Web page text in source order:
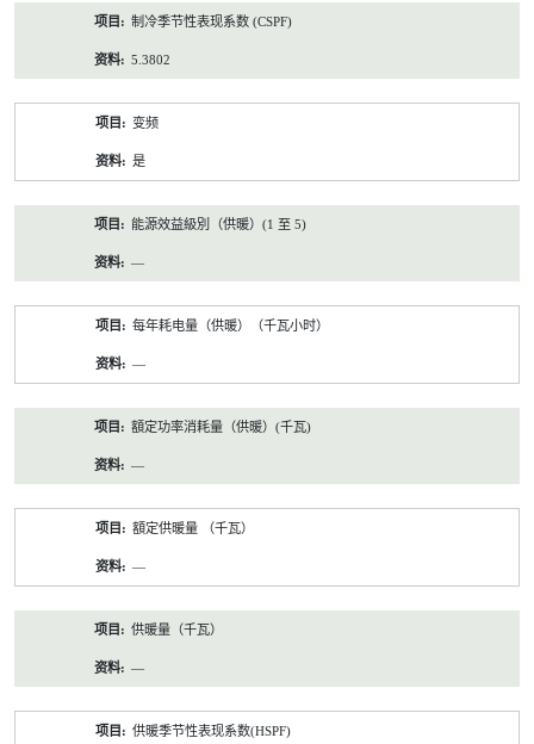
制冷季节性表现系数 (CSPF)
5.3802
变频
是
能源效益級別（供暖）(1 至 5)
—
每年耗电量（供暖）（千瓦小时）
—
額定功率消耗量（供暖）(千瓦)
—
額定供暖量 （千瓦）
—
供暖量（千瓦）
—
供暖季节性表现系数(HSPF)